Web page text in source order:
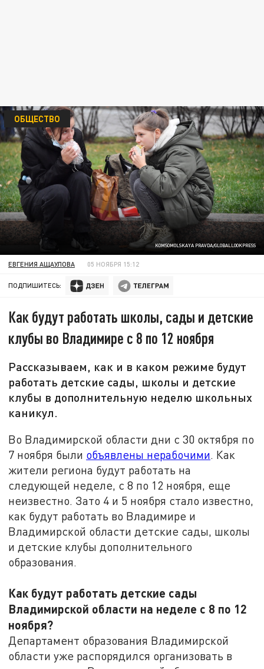
KOMSOMOLSKAYA PRAVDA/GLOBALLOOKPRESS
ОБЩЕСТВО
ЕВГЕНИЯ АЩАУЛОВА 05 НОЯБРЯ 15:12
ПОДПИШИТЕСЬ:
Как будут работать школы, сады и детские
клубы во Владимире с 8 по 12 ноября
Рассказываем, как и в каком режиме будут
работать детские сады, школы и детские
клубы в дополнительную неделю школьных
каникул.
Во Владимирской области дни с 30 октября по
7 ноября были объявлены нерабочими. Как
жители региона будут работать на
следующей неделе, с 8 по 12 ноября, еще
неизвестно. Зато 4 и 5 ноября стало известно,
как будут работать во Владимире и
Владимирской области детские сады, школы
и детские клубы дополнительного
образования.
Как будут работать детские сады
Владимирской области на неделе с 8 по 12
ноября?
Департамент образования Владимирской
области уже распорядился организовать в